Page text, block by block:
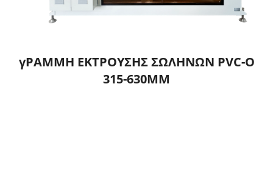
γΡΑΜΜΗ ΕΚΤΡΟΥΣΗΣ ΣΩΛΗΝΩΝ PVC-O
315-630MM